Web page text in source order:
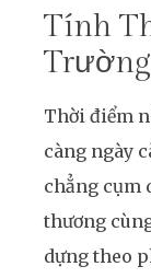
Tính
Trường
Thời điểm
càng ngày
chẳng cụm
thương
dựng theo